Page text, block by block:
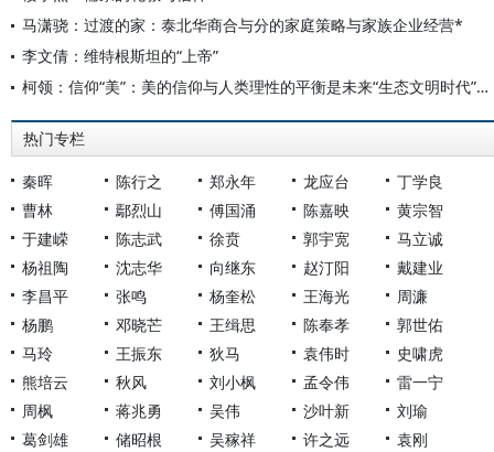
马潇骁：过渡的家：泰北华商合与分的家庭策略与家族企业经营*
李文倩：维特根斯坦的“上帝”
柯领：信仰“美”：美的信仰与人类理性的平衡是未来“生态文明时代”的普遍生活方式
热门专栏
秦晖 陈行之 郑永年 龙应台
丁学良
曹林
鄢烈山 傅国涌 陈嘉映
黄宗智
于建嵘
陈志武 徐贲 郭宇宽
马立诚
杨祖陶
沈志华 向继东 赵汀阳
戴建业
李昌平
张鸣 杨奎松 王海光
周濂
杨鹏
邓晓芒 王缉思 陈奉孝
郭世佑
马玲
王振东 狄马 袁伟时
史啸虎
熊培云
秋风 刘小枫 孟令伟
雷一宁
周枫
蒋兆勇 吴伟 沙叶新
刘瑜
葛剑雄
储昭根 吴稼祥 许之远 袁刚